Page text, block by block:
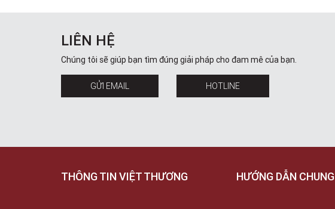
LIÊN HỆ
Chúng tôi sẽ giúp bạn tìm đúng giải pháp cho đam mê của bạn.
GỬI EMAIL HOTLINE
THÔNG TIN VIỆT THƯƠNG HƯỚNG DẪN CHUNG